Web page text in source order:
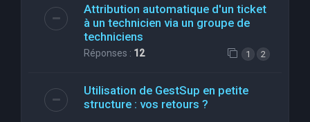
Attribution automatique d'un ticket
à un technicien via un groupe de
techniciens
Réponses : 12 1 2
Utilisation de GestSup en petite
structure : vos retours ?